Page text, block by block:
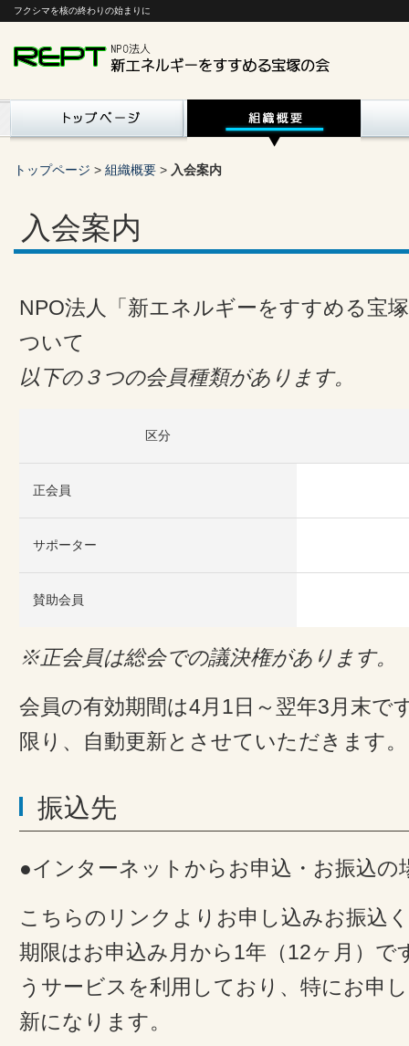
フクシマを核の終わりの始まりに
トップページ > 組織概要 > 入会案内
入会案内
NPO法人「新エネルギーをすすめる宝
ついて
以下の３つの会員種類があります。
区分
正会員
サポーター
賛助会員
※正会員は総会での議決権があります。
会員の有効期間は4月1日～翌年3月末で
限り、自動更新とさせていただきます。
振込先
●インターネットからお申込・お振込の
こちらのリンクよりお申し込みお振込
期限はお申込み月から1年（12ヶ月）で
うサービスを利用しており、特にお申
新になります。